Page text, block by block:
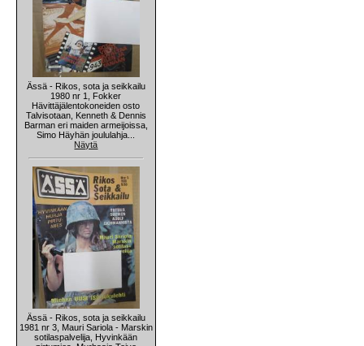
Ässä - Rikos, sota ja seikkailu
1980 nr 1, Fokker
Hävittäjälentokoneiden osto
Talvisotaan, Kenneth & Dennis
Barman eri maiden armeijoissa,
Simo Häyhän joululahja...
Näytä
Ässä - Rikos, sota ja seikkailu
1981 nr 3, Mauri Sariola - Marskin
sotilaspalvelija, Hyvinkään